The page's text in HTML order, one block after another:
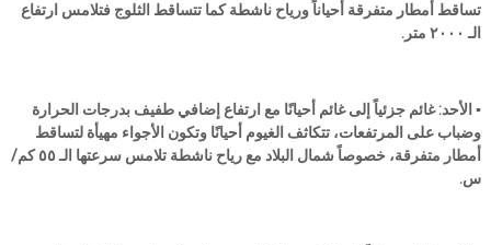
تساقط أمطار متفرقة أحياناً ورياح ناشطة كما تتساقط الثلوج فتلامس ارتفاع
الـ ٢٠٠٠ متر.
▪️ الأحد: غائم جزئياً إلى غائم أحيانًا مع ارتفاع إضافي طفيف بدرجات الحرارة
وضباب على المرتفعات، تتكاثف الغيوم أحيانًا وتكون الأجواء مهيأة لتساقط
أمطار متفرقة، خصوصاً شمال البلاد مع رياح ناشطة تلامس سرعتها الـ ٥٥ كم/
س.